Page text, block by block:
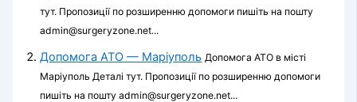
тут. Пропозиції по розширенню допомоги пишіть на пошту
admin@surgeryzone.net...
Допомога АТО — Маріуполь Допомога АТО в місті
Маріуполь Деталі тут. Пропозиції по розширенню допомоги
пишіть на пошту admin@surgeryzone.net...